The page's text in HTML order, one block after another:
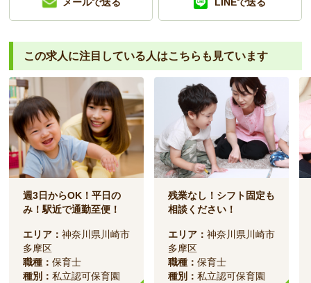
この求人に注目している人はこちらも見ています
週3日からOK！平日の
み！駅近で通勤至便！
エリア：神奈川県川崎市
多摩区
職種：保育士
種別：私立認可保育園
残業なし！シフト固定も
相談ください！
エリア：神奈川県川崎市
多摩区
職種：保育士
種別：私立認可保育園